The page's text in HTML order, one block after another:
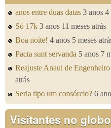
anos entre duas datas 3 anos 4
Só 17k 3 anos 11 meses atrás
Boa noite! 4 anos 5 meses
Pacta sunt servanda 5 anos 7
Reajuste Anaul de
atrás
Seria tipo um consórcio? 6
Visitantes no globo